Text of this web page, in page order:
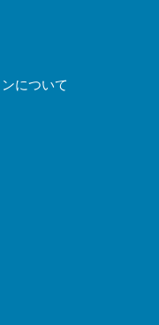
について